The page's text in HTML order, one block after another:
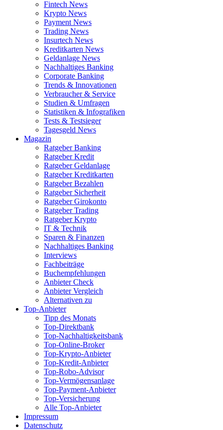
Fintech News
Krypto News
Payment News
Trading News
Insurtech News
Kreditkarten News
Geldanlage News
Nachhaltiges Banking
Corporate Banking
Trends & Innovationen
Verbraucher & Service
Studien & Umfragen
Statistiken & Infografiken
Tests & Testsieger
Tagesgeld News
Magazin
Ratgeber Banking
Ratgeber Kredit
Ratgeber Geldanlage
Ratgeber Kreditkarten
Ratgeber Bezahlen
Ratgeber Sicherheit
Ratgeber Girokonto
Ratgeber Trading
Ratgeber Krypto
IT & Technik
Sparen & Finanzen
Nachhaltiges Banking
Interviews
Fachbeiträge
Buchempfehlungen
Anbieter Check
Anbieter Vergleich
Alternativen zu
Top-Anbieter
Tipp des Monats
Top-Direktbank
Top-Nachhaltigkeitsbank
Top-Online-Broker
Top-Krypto-Anbieter
Top-Kredit-Anbieter
Top-Robo-Advisor
Top-Vermögensanlage
Top-Payment-Anbieter
Top-Versicherung
Alle Top-Anbieter
Impressum
Datenschutz